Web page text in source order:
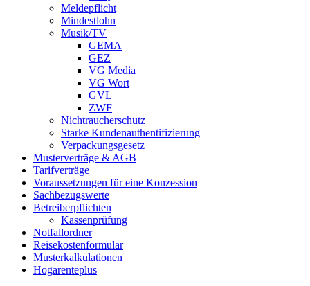
Meldepflicht
Mindestlohn
Musik/TV
GEMA
GEZ
VG Media
VG Wort
GVL
ZWF
Nichtraucherschutz
Starke Kundenauthentifizierung
Verpackungsgesetz
Musterverträge & AGB
Tarifverträge
Voraussetzungen für eine Konzession
Sachbezugswerte
Betreiberpflichten
Kassenprüfung
Notfallordner
Reisekostenformular
Musterkalkulationen
Hogarenteplus